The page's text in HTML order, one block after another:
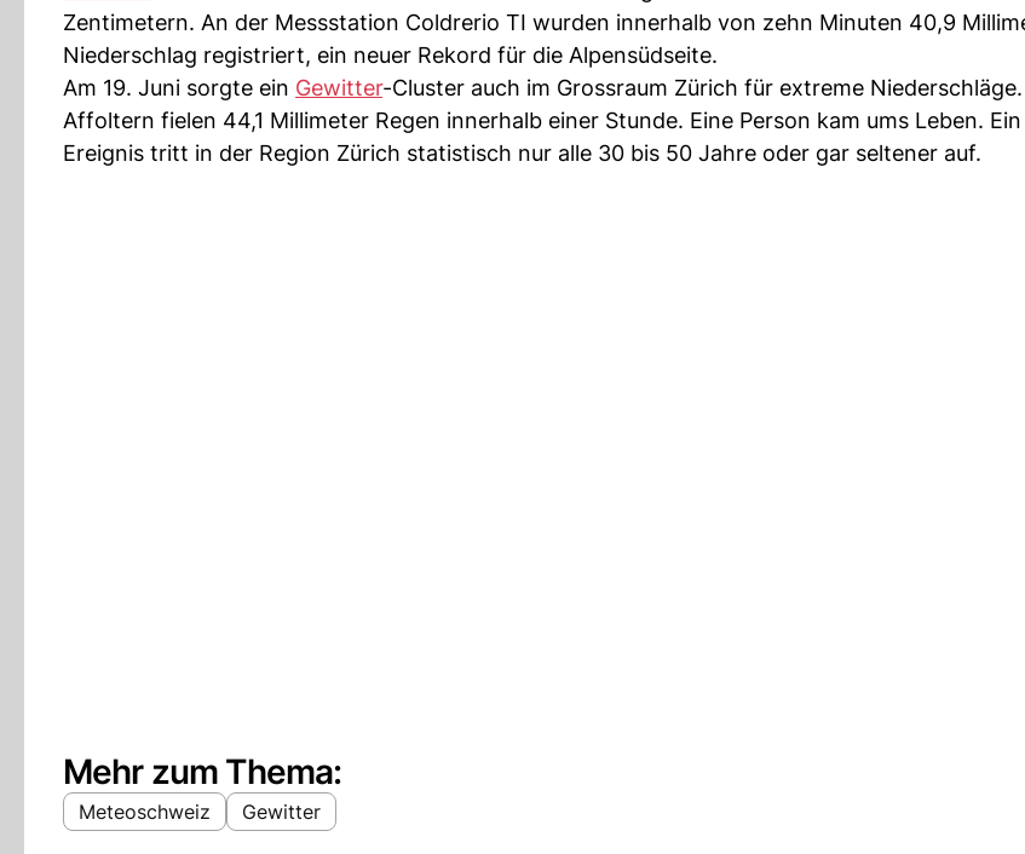
Zentimetern. An der Messstation Coldrerio TI wurden innerhalb von zehn Minuten 40,9
Niederschlag registriert, ein neuer Rekord für die Alpensüdseite.
Am 19. Juni sorgte ein Gewitter-Cluster auch im Grossraum Zürich für extreme
Affoltern fielen 44,1 Millimeter Regen innerhalb einer Stunde. Eine Person kam ums Leben.
Ereignis tritt in der Region Zürich statistisch nur alle 30 bis 50 Jahre oder gar seltener auf.
Mehr zum Thema:
Meteoschweiz Gewitter